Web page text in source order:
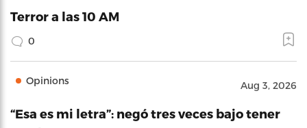
Terror a las 10 AM
0
Opinions Aug 3, 2026
“Esa es mi letra”: negó tres veces bajo tener